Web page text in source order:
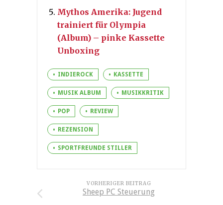
Mythos Amerika: Jugend
trainiert für Olympia
(Album) – pinke Kassette
Unboxing
INDIEROCK KASSETTE
MUSIK ALBUM MUSIKKRITIK
POP REVIEW
REZENSION
SPORTFREUNDE STILLER
VORHERIGER BEITRAG
Sheep PC Steuerung